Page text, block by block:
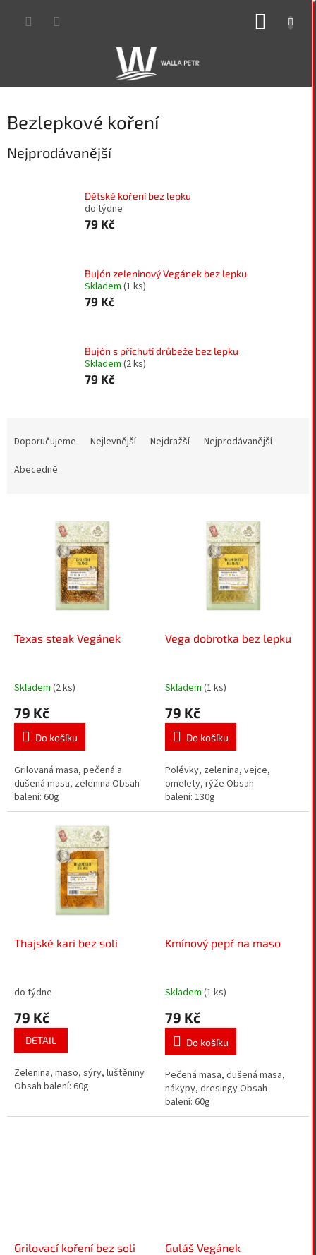
Bezlepkové koření
Nejprodávanější
Dětské koření bez lepku
do týdne
79 Kč
Bujón zeleninový Vegánek bez lepku
Skladem (1 ks)
79 Kč
Bujón s příchutí drůbeže bez lepku
Skladem (2 ks)
79 Kč
Doporučujeme Nejlevnější Nejdražší
Nejprodávanější
Abecedně
Texas steak Vegánek
Skladem (2 ks)
79 Kč
Do košíku
Grilovaná masa, pečená a
dušená masa, zelenina Obsah
balení: 60g
Vega dobrotka bez lepku
Skladem (1 ks)
79 Kč
Do košíku
Polévky, zelenina, vejce,
omelety, rýže Obsah
balení: 130g
Thajské kari bez soli
do týdne
79 Kč
DETAIL
Zelenina, maso, sýry, luštěniny
Obsah balení: 60g
Kmínový pepř na maso
Skladem (1 ks)
79 Kč
Do košíku
Pečená masa, dušená masa,
nákypy, dresingy Obsah
balení: 60g
Grilovací koření bez soli Guláš Vegánek